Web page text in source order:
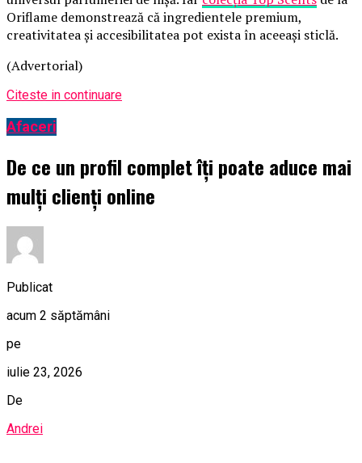
Oriflame demonstrează că ingredientele premium,
creativitatea și accesibilitatea pot exista în aceeași sticlă.
(Advertorial)
Citeste in continuare
Afaceri
De ce un profil complet îți poate aduce mai
mulți clienți online
Publicat
acum 2 săptămâni
pe
iulie 23, 2026
De
Andrei